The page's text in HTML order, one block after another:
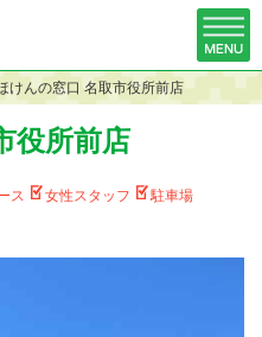
けんの窓口 名取市役所前店
役所前店
ス 女性スタッフ
駐車場